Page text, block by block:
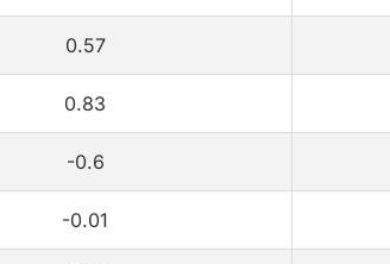
0.57
0.83
-0.6
-0.01